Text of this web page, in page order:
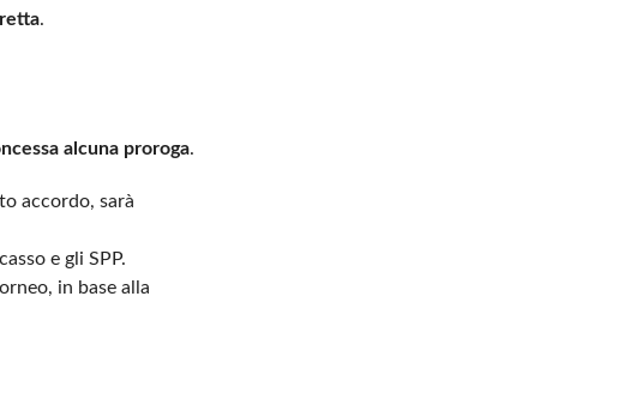
.
alcuna proroga.
accordo, sarà
e gli SPP.
in base alla